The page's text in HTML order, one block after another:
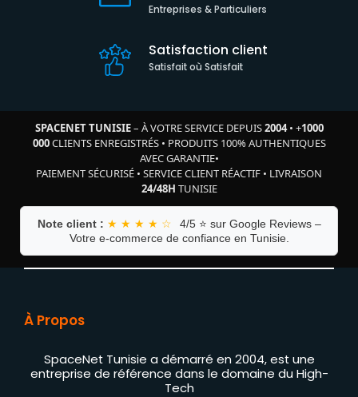
Entreprises & Particuliers
Satisfaction client
Satisfait où Satisfait
SPACENET TUNISIE– À VOTRE SERVICE DEPUIS2004• +1000
000CLIENTS ENREGISTRÉS• PRODUITS 100% AUTHENTIQUES
AVEC GARANTIE•
PAIEMENT SÉCURISÉ • SERVICE CLIENT RÉACTIF • LIVRAISON
24/48H TUNISIE
Note client : ★ ★ ★ ★ ☆
4/5 ⭐ sur Google Reviews –
Votre e-commerce de confiance en Tunisie.
À Propos
SpaceNet Tunisie a démarré en 2004, est une
entreprise de référence dans le domaine du High-
Tech